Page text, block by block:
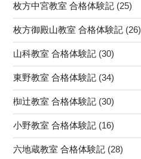
枚方中宮教室 合格体験記 (25)
枚方御殿山教室 合格体験記 (26)
山科教室 合格体験記 (30)
東野教室 合格体験記 (34)
椥辻教室 合格体験記 (30)
小野教室 合格体験記 (16)
六地蔵教室 合格体験記 (28)